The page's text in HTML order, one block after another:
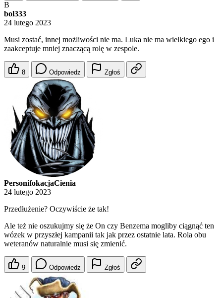
B
bol333
24 lutego 2023
Musi zostać, innej możliwości nie ma. Luka nie ma wielkiego ego i
zaakceptuje mniej znaczącą rolę w zespole.
8 Odpowiedz Zgłoś
PersonifokacjaCienia
24 lutego 2023
Przedłużenie? Oczywiście że tak!
Ale też nie oszukujmy się że On czy Benzema mogliby ciągnąć ten
wózek w przyszłej kampanii tak jak przez ostatnie lata. Rola obu
weteranów naturalnie musi się zmienić.
9 Odpowiedz Zgłoś